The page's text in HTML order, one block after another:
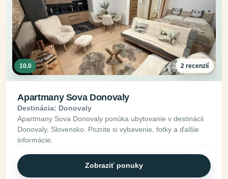
10.0 2 recenzií
Apartmany Sova Donovaly
Destinácia: Donovaly
Apartmany Sova Donovaly ponúka ubytovanie v destinácii
Donovaly, Slovensko. Pozrite si vybavenie, fotky a ďalšie
informácie.
Zobraziť ponuky